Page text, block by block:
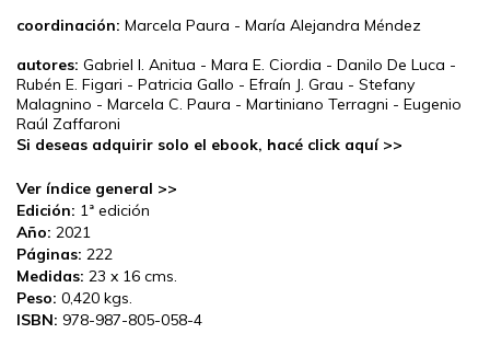
coordinación: Marcela Paura - María Alejandra Méndez
autores: Gabriel I. Anitua - Mara E. Ciordia - Danilo De Luca -
Rubén E. Figari - Patricia Gallo - Efraín J. Grau - Stefany
Malagnino - Marcela C. Paura - Martiniano Terragni - Eugenio
Raúl Zaffaroni
Si deseas adquirir solo el ebook, hacé click aquí >>
Ver índice general >>
Edición: 1ª edición
Año: 2021
Páginas: 222
Medidas: 23 x 16 cms.
Peso: 0,420 kgs.
ISBN: 978-987-805-058-4